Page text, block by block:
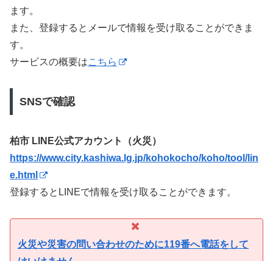
ます。
また、登録するとメールで情報を受け取ることができま
す。
サービスの概要はこちら
SNSで確認
柏市 LINE公式アカウント（火災）
https://www.city.kashiwa.lg.jp/kohokocho/koho/tool/lin
e.html
登録するとLINEで情報を受け取ることができます。
火災や災害の問い合わせのために119番へ電話をして